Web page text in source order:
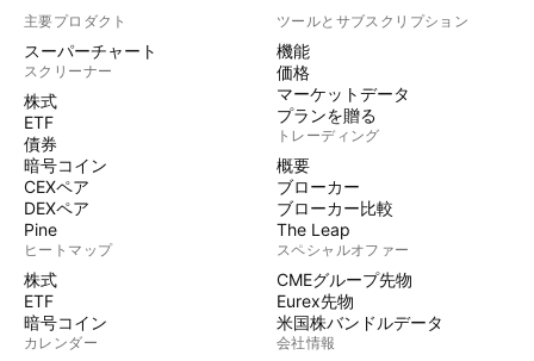
主要プロダクト
スーパーチャート
スクリーナー
株式
ETF
債券
暗号コイン
CEXペア
DEXペア
Pine
ヒートマップ
株式
ETF
暗号コイン
カレンダー
ツールとサブスクリプション
機能
価格
マーケットデータ
プランを贈る
トレーディング
概要
ブローカー
ブローカー比較
The Leap
スペシャルオファー
CMEグループ先物
Eurex先物
米国株バンドルデータ
会社情報